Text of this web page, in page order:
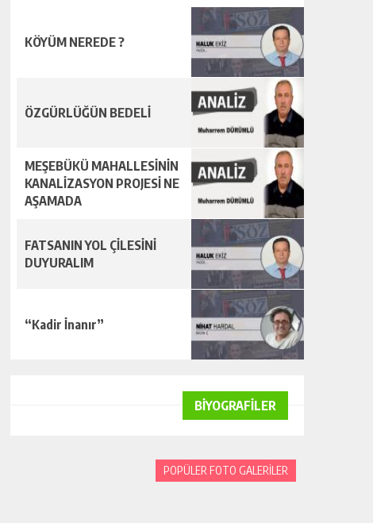
KÖYÜM NEREDE ?
ÖZGÜRLÜĞÜN BEDELİ
MEŞEBÜKÜ MAHALLESİNİN
KANALİZASYON PROJESİ NE
AŞAMADA
FATSANIN YOL ÇİLESİNİ
DUYURALIM
“Kadir İnanır”
BİYOGRAFİLER
POPÜLER FOTO GALERİLER